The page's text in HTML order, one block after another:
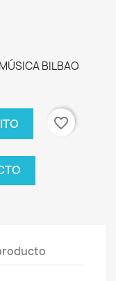
BILBAO
favorite_border